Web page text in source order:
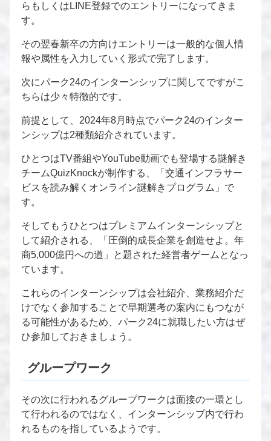
らもしくはLINE登録でのエントリーになってきま
す。
その翌春新卒の方向けエントリーは一般的な個人情
報や属性を入力していく形式で完了します。
次にパーク24のインターンシップに関してですがこ
ちらは少々特徴的です。
前提として、2024年8月時点でパーク24のインター
ンシップは2種類紹介されています。
ひとつはTV番組やYouTube動画でも登場する謎解き
チームQuizKnockが制作する、「交通インフラサー
ビスを読み解くオンライン謎解きプログラム」で
す。
そしてもうひとつはプレミアムインターンシップと
して紹介される、「圧倒的成長企業を創造せよ。年
商5,000億円への道」と題された経営者ゲームとなっ
ています。
これらのインターンシップは会社紹介、業務紹介だ
けでなく参加することで早期選考の案内にもつなが
る可能性があるため、パーク24に就職したい方はぜ
ひ参加しておきましょう。
グループワーク
その次に行われるグループワークは面接の一環とし
て行われるのではなく、インターンシップ内で行わ
れるものを指しているようです。